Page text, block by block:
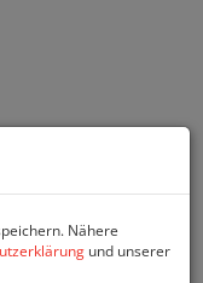
Nähere
und unserer